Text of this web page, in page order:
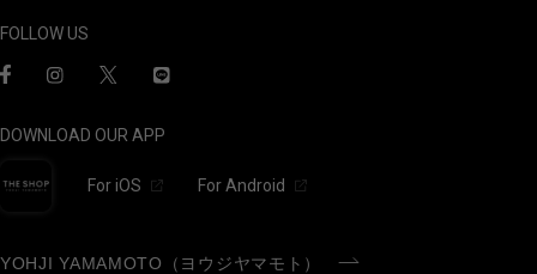
FOLLOW US
DOWNLOAD OUR APP
For iOS For Android
YOHJI YAMAMOTO（ヨウジヤマモト）